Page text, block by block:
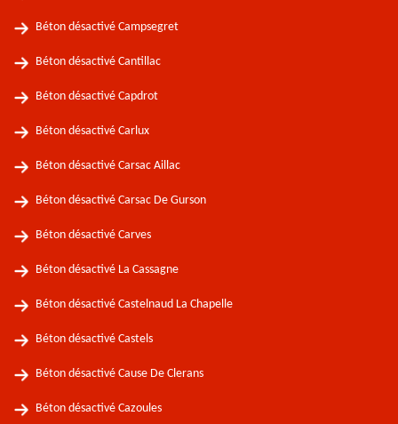
Béton désactivé Campsegret
Béton désactivé Cantillac
Béton désactivé Capdrot
Béton désactivé Carlux
Béton désactivé Carsac Aillac
Béton désactivé Carsac De Gurson
Béton désactivé Carves
Béton désactivé La Cassagne
Béton désactivé Castelnaud La Chapelle
Béton désactivé Castels
Béton désactivé Cause De Clerans
Béton désactivé Cazoules